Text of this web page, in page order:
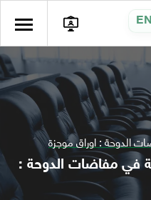
EN
الدوحة : اوراق موجزة
في مفاضات الدوحة :